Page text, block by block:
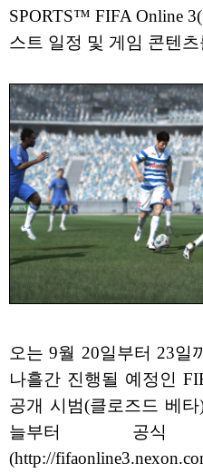
SPORTS™ FIFA Online
스트 일정 및 게임 콘텐
오는 9월 20일부터 23일
나흘간 진행될 예정인
공개 시범(클로즈드 베
늘부터 공
(http://